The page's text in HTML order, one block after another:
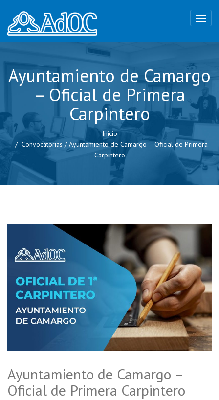
Ayuntamiento de Camargo
– Oficial de Primera
Carpintero
Inicio
Convocatorias /Ayuntamiento de Camargo – Oficial de Primera
Carpintero
Ayuntamiento de Camargo –
Oficial de Primera Carpintero